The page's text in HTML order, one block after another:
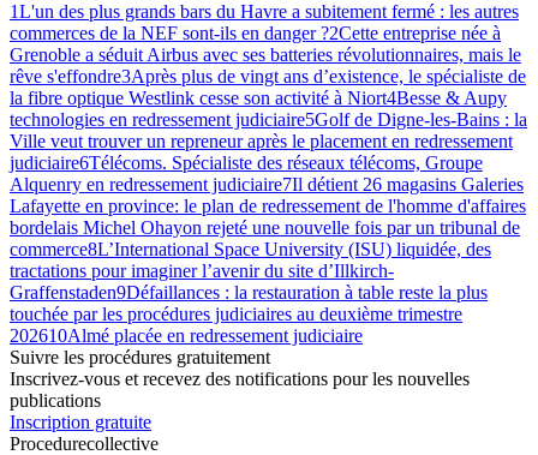
1L'un des plus grands bars du Havre a subitement fermé : les autres
commerces de la NEF sont-ils en danger ?2Cette entreprise née à
Grenoble a séduit Airbus avec ses batteries révolutionnaires, mais le
rêve s'effondre3Après plus de vingt ans d’existence, le spécialiste de
la fibre optique Westlink cesse son activité à Niort4Besse & Aupy
technologies en redressement judiciaire5Golf de Digne-les-Bains : la
Ville veut trouver un repreneur après le placement en redressement
judiciaire6Télécoms. Spécialiste des réseaux télécoms, Groupe
Alquenry en redressement judiciaire7Il détient 26 magasins Galeries
Lafayette en province: le plan de redressement de l'homme d'affaires
bordelais Michel Ohayon rejeté une nouvelle fois par un tribunal de
commerce8L’International Space University (ISU) liquidée, des
tractations pour imaginer l’avenir du site d’Illkirch-
Graffenstaden9Défaillances : la restauration à table reste la plus
touchée par les procédures judiciaires au deuxième trimestre
202610Almé placée en redressement judiciaire
Suivre les procédures gratuitement
Inscrivez-vous et recevez des notifications pour les nouvelles
publications
Inscription gratuite
Procedurecollective